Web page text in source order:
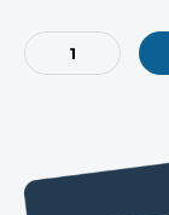
Banker
(Gast)